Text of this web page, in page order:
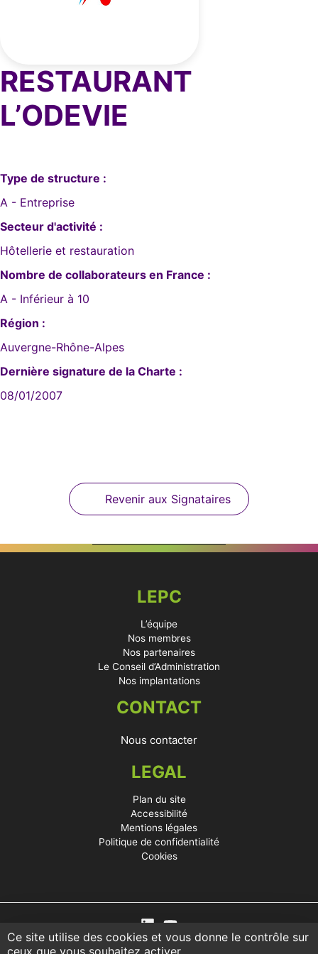
Ce site utilise des cookies et vous donne le contrôle sur
ceux que vous souhaitez activer
RESTAURANT
L’ODEVIE
Type de structure :
A - Entreprise
Secteur d'activité :
Hôtellerie et restauration
Nombre de collaborateurs en France :
A - Inférieur à 10
Région :
Auvergne-Rhône-Alpes
Dernière signature de la Charte :
08/01/2007
Revenir aux Signataires
LEPC
L’équipe
Nos membres
Nos partenaires
Le Conseil d’Administration
Nos implantations
CONTACT
Nous contacter
LEGAL
Plan du site
Accessibilité
Mentions légales
Politique de confidentialité
Cookies